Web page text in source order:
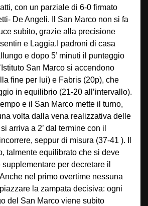
con un parziale di 6-0 firmato
De Angeli. Il San Marco non si fa
subito, grazie alla precisione
e Laggia.I padroni di casa
e dopo 5’ minuti il punteggio
San Marco si accendono
fine per lui) e Fabris (20p), che
in equilibrio (21-20 all’intervallo).
e il San Marco mette il turno,
volta dalla vena realizzativa delle
arriva a 2’ dal termine con il
seppur di misura (37-41 ). Il
talmente equilibrato che si deve
per decretare il
nel primo overtime nessuna
la zampata decisiva: ogni
del San Marco viene subito